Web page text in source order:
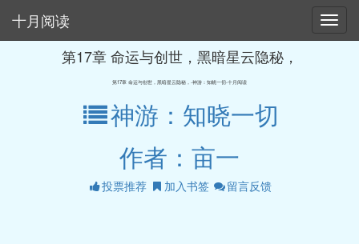
十月阅读
第17章 命运与创世，黑暗星云隐秘，
第17章 命运与创世，黑暗星云隐秘，-神游：知晓一切-十月阅读
神游：知晓一切
作者：亩一
投票推荐 加入书签 留言反馈